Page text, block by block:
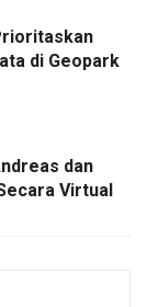
di Geopark
dan
Virtual